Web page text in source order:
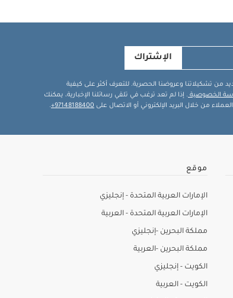
الإشتراك
من تشكيلاتنا وعروضنا الحصرية. للتعرف أكثر على كيفية
الخصوصية . إذا لم تعد ترغب في تلقي رسائلنا الإخبارية، يمكنك
من خلال البريد الإلكتروني أو الاتصال على 97148188400+
.
موقع
الإمارات العربية المتحدة - إنجليزي
الإمارات العربية المتحدة - العربية
مملكة البحرين -إنجليزي
مملكة البحرين -العربية
الكويت - إنجليزي
الكويت - العربية